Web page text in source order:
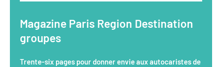
Magazine Paris Region Destination
groupes
Trente-six pages pour donner envie aux autocaristes de